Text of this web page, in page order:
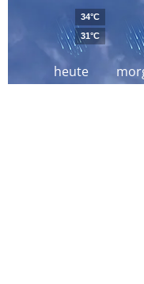
heute
34°C
31°C